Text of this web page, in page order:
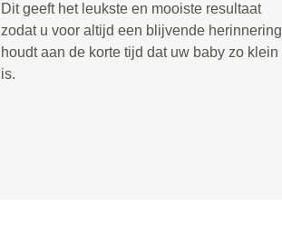
Dit geeft het leukste en mooiste resultaat
zodat u voor altijd een blijvende herinnering
houdt aan de korte tijd dat uw baby zo klein
is.